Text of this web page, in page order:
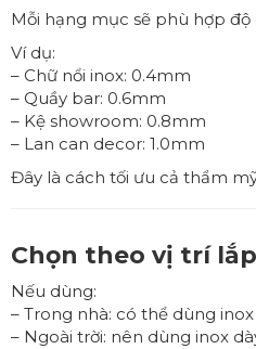
Mỗi hạng mục sẽ phù hợp độ
Ví dụ:
– Chữ nổi inox: 0.4mm
– Quầy bar: 0.6mm
– Kệ showroom: 0.8mm
– Lan can decor: 1.0mm
Đây là cách tối ưu cả thẩm
Chọn theo vị trí
Nếu dùng:
– Trong nhà: có thể dùng
– Ngoài trời: nên dùng inox